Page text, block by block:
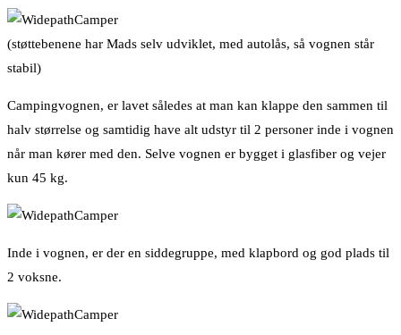
(støttebenene har Mads selv udviklet, med autolås, så vognen står
stabil)
Campingvognen, er lavet således at man kan klappe den sammen til
halv størrelse og samtidig have alt udstyr til 2 personer inde i vognen
når man kører med den. Selve vognen er bygget i glasfiber og vejer
kun 45 kg.
Inde i vognen, er der en siddegruppe, med klapbord og god plads til
2 voksne.